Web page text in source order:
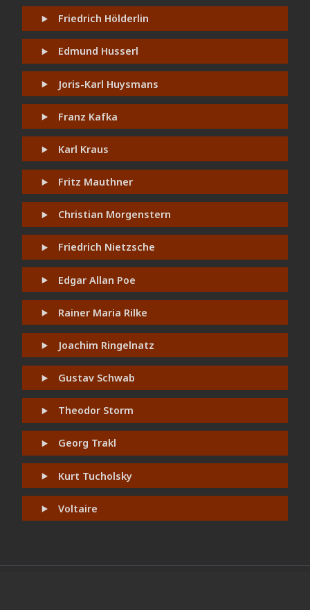
Friedrich Hölderlin
Edmund Husserl
Joris-Karl Huysmans
Franz Kafka
Karl Kraus
Fritz Mauthner
Christian Morgenstern
Friedrich Nietzsche
Edgar Allan Poe
Rainer Maria Rilke
Joachim Ringelnatz
Gustav Schwab
Theodor Storm
Georg Trakl
Kurt Tucholsky
Voltaire